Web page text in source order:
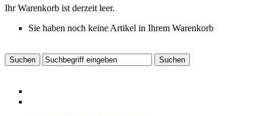
Ihr Warenkorb ist derzeit leer.
Sie haben noch keine Artikel in Ihrem Warenkorb